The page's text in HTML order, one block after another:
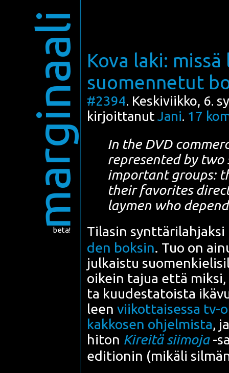
marginaali
beta!
Kova laki:
suomennetut
#2394. Keskiviikko, 6.
kirjoittanut Jani. 17
In the DVD
repre­sen­ted by
impor­tant groups:
their favo­ri­tes
lay­men who
Tila­sin
den bok­sin. Tuo on
jul­kais­tu
oikein tajua että
ta kuu­des­ta­tois­ta
leen vii­kot­tai­ses­sa tv-
kak­ko­sen ohjel­mis­ta,
hiton Kirei­tä sii­mo­ja-
edi­tionin (mikä­li